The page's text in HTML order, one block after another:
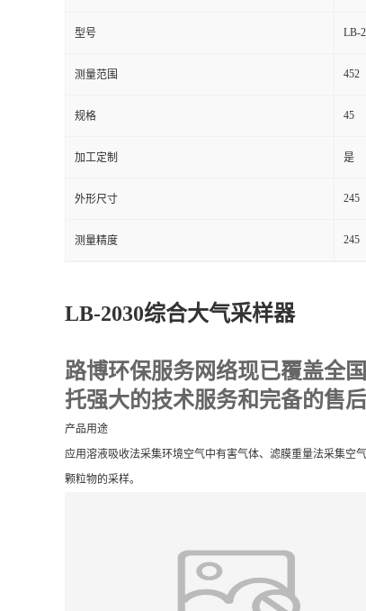
型号 LB-
测量范围 452
规格 45
加工定制 是
外形尺寸 245
测量精度 245
LB-2030综合大气采样器
路博环保服务网络现已覆盖全
托强大的技术服务和完备的
产品用途
应用溶液吸收法采集环境空气中有害气体、滤膜重量法采集空
颗粒物的采样。